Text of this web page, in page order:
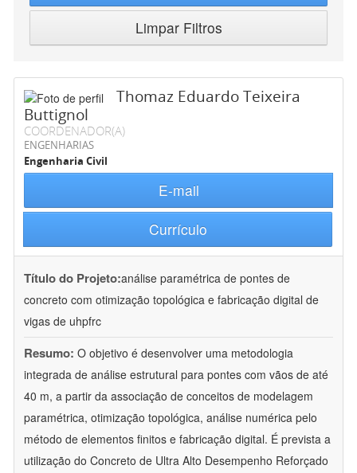
Limpar Filtros
Thomaz Eduardo Teixeira
Buttignol
COORDENADOR(A)
ENGENHARIAS
Engenharia Civil
E-mail
Currículo
Título do Projeto:análise paramétrica de pontes de
concreto com otimização topológica e fabricação digital de
vigas de uhpfrc
Resumo: O objetivo é desenvolver uma metodologia
integrada de análise estrutural para pontes com vãos de até
40 m, a partir da associação de conceitos de modelagem
paramétrica, otimização topológica, análise numérica pelo
método de elementos finitos e fabricação digital. É prevista a
utilização do Concreto de Ultra Alto Desempenho Reforçado